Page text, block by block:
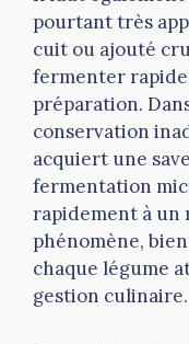
pourtant très
cuit ou ajouté
fermenter
préparation.
conservation
acquiert une
fermentation
rapidement à un
phénomène,
chaque légume
gestion culinaire.